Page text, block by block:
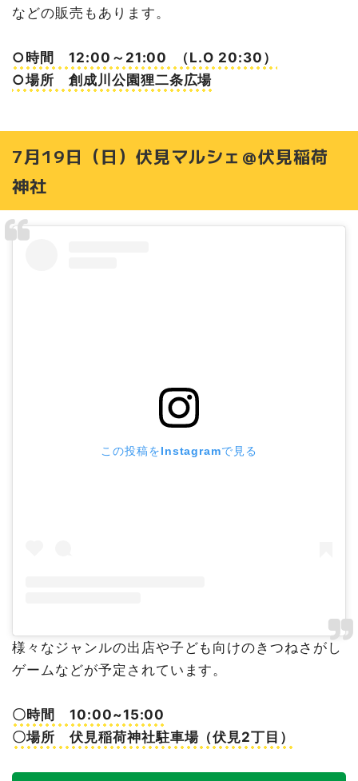
などの販売もあります。
○時間 12:00～21:00 （L.O 20:30）
○場所 創成川公園狸二条広場
7月19日（日）伏見マルシェ＠伏見稲荷
神社
この投稿をInstagramで見る
様々なジャンルの出店や子ども向けのきつねさがし
ゲームなどが予定されています。
〇時間 10:00~15:00
〇場所 伏見稲荷神社駐車場（伏見2丁目）